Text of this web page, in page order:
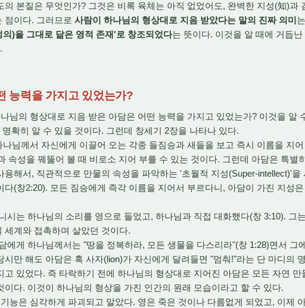
의 본질은 무엇인가? 그것은 비록 육체는 아직 없었어도, 완벽한 지성(知)과
점이다. 그러므로 사람이 하나님의 형상대로 지음 받았다는 말의 진짜 의미
)을 그대로 닮은 영적 존재'로 창조되었다는 뜻이다. 이것을 알 때에 거듭
능력을 가지고 있었는가?
님의 형상대로 지음 받은 아담은 어떤 능력을 가지고 있었는가? 이것을 알
확히 알 수 있을 것이다. 그런데 창세기 2장을 나타나 있다.
님께서 자신에게 이끌어 오는 각종 들짐승과 새들을 보고 즉시 이름을 지
속성을 꿰뚫어 볼 때 비로소 지어 부를 수 있는 것이다. 그런데 아담은 특별
용해서, 직관적으로 만물의 속성을 파악하는 '초월적 지성(Super-intellect)'을
다(창2:20). 모든 짐승에게 즉각 이름을 지어서 부르다니, 아담이 가진 지성
시는 하나님의 소리를 영으로 들었고, 하나님과 직접 대화했다(창 3:10). 그
세계와 접촉하며 살았던 것이다.
에게 하나님께서는 "땅을 정복하라, 모든 생물을 다스리라"(창 1:28)면서 그
시만 해도 아담은 혹 사자(lion)가 자신에게 달려들면 "멈춰!"라는 단 마디의
고 있었다. 즉 타락하기 전에 하나님의 형상대로 지어진 아담은 모든 자연 만
이다. 이것이 하나님의 형상을 가진 인간의 원래 모습이라고 할 수 있다.
능은 심각하게 파괴되고 말았다. 영은 죽은 것이나 다름없게 되었고, 이제